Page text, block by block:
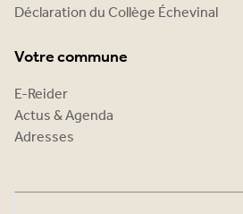
Déclaration du Collège Échevinal
Votre commune
E-Reider
Actus & Agenda
Adresses